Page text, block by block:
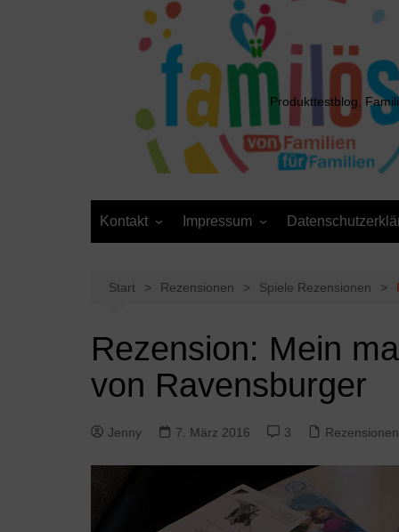
Produkttestblog,
Kontakt Impressum
Start Rezensionen Spiele Rezensionen
Rezension: Mein
von Ravensburger
Jenny 7. März 2016 3 Rezensionen